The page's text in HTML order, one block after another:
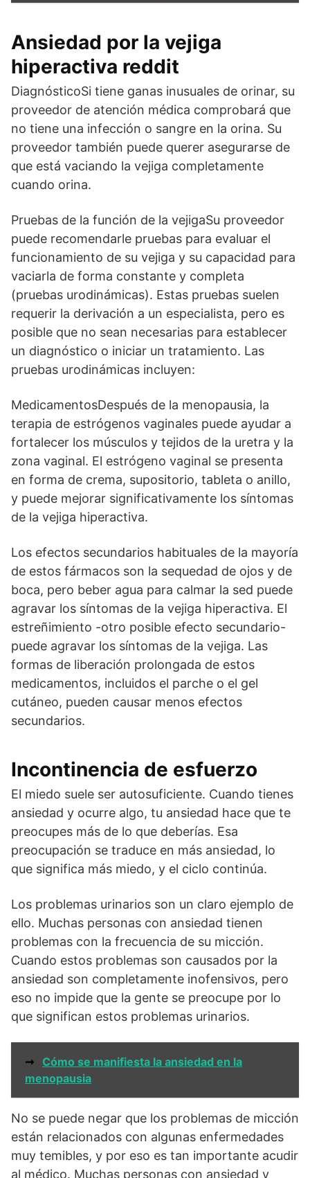
Ansiedad por la vejiga
hiperactiva reddit
DiagnósticoSi tiene ganas inusuales de orinar, su
proveedor de atención médica comprobará que
no tiene una infección o sangre en la orina. Su
proveedor también puede querer asegurarse de
que está vaciando la vejiga completamente
cuando orina.
Pruebas de la función de la vejigaSu proveedor
puede recomendarle pruebas para evaluar el
funcionamiento de su vejiga y su capacidad para
vaciarla de forma constante y completa
(pruebas urodinámicas). Estas pruebas suelen
requerir la derivación a un especialista, pero es
posible que no sean necesarias para establecer
un diagnóstico o iniciar un tratamiento. Las
pruebas urodinámicas incluyen:
MedicamentosDespués de la menopausia, la
terapia de estrógenos vaginales puede ayudar a
fortalecer los músculos y tejidos de la uretra y la
zona vaginal. El estrógeno vaginal se presenta
en forma de crema, supositorio, tableta o anillo,
y puede mejorar significativamente los síntomas
de la vejiga hiperactiva.
Los efectos secundarios habituales de la mayoría
de estos fármacos son la sequedad de ojos y de
boca, pero beber agua para calmar la sed puede
agravar los síntomas de la vejiga hiperactiva. El
estreñimiento -otro posible efecto secundario-
puede agravar los síntomas de la vejiga. Las
formas de liberación prolongada de estos
medicamentos, incluidos el parche o el gel
cutáneo, pueden causar menos efectos
secundarios.
Incontinencia de esfuerzo
El miedo suele ser autosuficiente. Cuando tienes
ansiedad y ocurre algo, tu ansiedad hace que te
preocupes más de lo que deberías. Esa
preocupación se traduce en más ansiedad, lo
que significa más miedo, y el ciclo continúa.
Los problemas urinarios son un claro ejemplo de
ello. Muchas personas con ansiedad tienen
problemas con la frecuencia de su micción.
Cuando estos problemas son causados por la
ansiedad son completamente inofensivos, pero
eso no impide que la gente se preocupe por lo
que significan estos problemas urinarios.
➞
Cómo se manifiesta la ansiedad en la
menopausia
No se puede negar que los problemas de micción
están relacionados con algunas enfermedades
muy temibles, y por eso es tan importante acudir
al médico. Muchas personas con ansiedad y